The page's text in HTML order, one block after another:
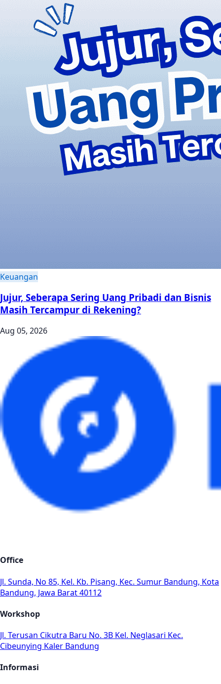
Keuangan
Jujur, Seberapa Sering Uang Pribadi dan Bisnis
Masih Tercampur di Rekening?
Aug 05, 2026
Office
Jl. Sunda, No 85, Kel. Kb. Pisang, Kec. Sumur Bandung, Kota
Bandung, Jawa Barat 40112
Workshop
Jl. Terusan Cikutra Baru No. 3B Kel. Neglasari Kec.
Cibeunying Kaler Bandung
Informasi